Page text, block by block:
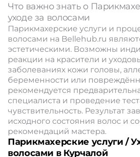
Что важно знать о
уходе за волосами
Парикмахерские услуги и
волосами на Bellehub.ru
эстетическими. Возможны
реакции на красители и
заболеваниях кожи головы,
беременности или
рекомендуется
специалиста и проведение
чувствительность. Результат
исходного состояния волос и
рекомендаций мастера.
Парикмахерские услуги /
волосами в Курчалой